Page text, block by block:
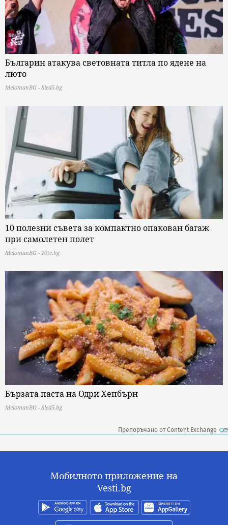
Българин атакува световната титла по ядене на
люто
MelomanBG - Sled5.bg
10 полезни съвета за компактно опакован багаж
при самолетен полет
MelomanBG - 10te.bg
Бързата паста на Одри Хепбърн
MelomanBG - Sled5.bg
Препоръчано от Content Exchange
Мобилното приложение на
Vesti.bg